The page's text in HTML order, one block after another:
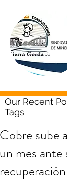
Our Recent
Tags
Cobre sube
un mes ante